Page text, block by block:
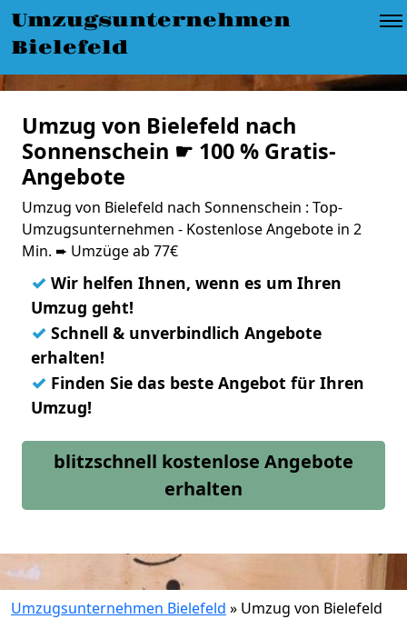
Umzugsunternehmen
Bielefeld
Umzug von Bielefeld nach
Sonnenschein ☛ 100 % Gratis-
Angebote
Umzug von Bielefeld nach Sonnenschein : Top-
Umzugsunternehmen - Kostenlose Angebote in 2
Min. ➨ Umzüge ab 77€
✓ Wir helfen Ihnen, wenn es um Ihren
Umzug geht!
✓ Schnell & unverbindlich Angebote
erhalten!
✓ Finden Sie das beste Angebot für Ihren
Umzug!
blitzschnell kostenlose Angebote
erhalten
Umzugsunternehmen Bielefeld » Umzug von Bielefeld